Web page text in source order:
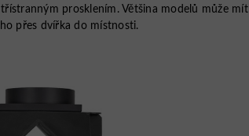
prosklením. Většina modelů může mít
přes dvířka do místnosti.